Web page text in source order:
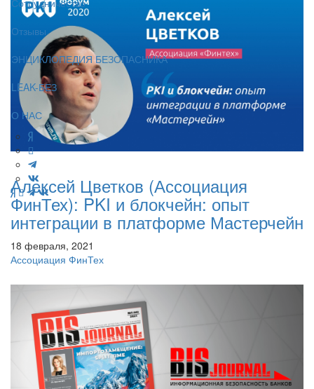
Сотрудничество
Отзывы
ЭНЦИКЛОПЕДИЯ БЕЗОПАСНИКА
LEAK-БЕЗ
О НАС
Алексей Цветков (Ассоциация
ФинТех): PKI и блокчейн: опыт
интеграции в платформе Мастерчейн
18 февраля, 2021
Ассоциация ФинТех